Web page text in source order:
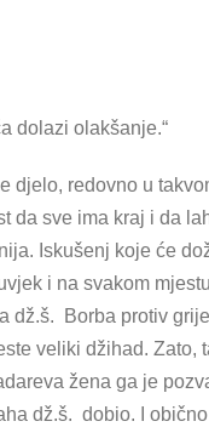
dolazi olakšanje.“
redovno u
sve ima kraj i da
Iskušenj koje će
i na svakom
Borba protiv
veliki džihad. Zato,
žena ga je
dž.š. dobio. I